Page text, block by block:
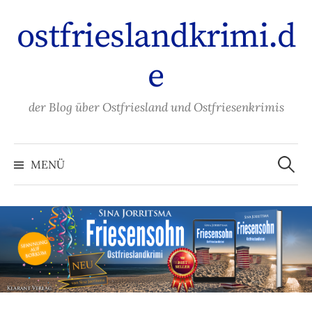
Inhalt
überspringen
ostfrieslandkrimi.d
e
der Blog über Ostfriesland und Ostfriesenkrimis
MENÜ
Suchen
nach: